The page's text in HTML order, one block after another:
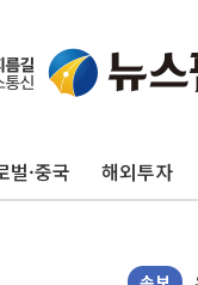
벌·중국 해외투자